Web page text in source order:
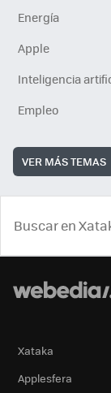
Energía
Apple
Inteligencia
Empleo
VER MÁS TEMAS
Xataka
Applesfera